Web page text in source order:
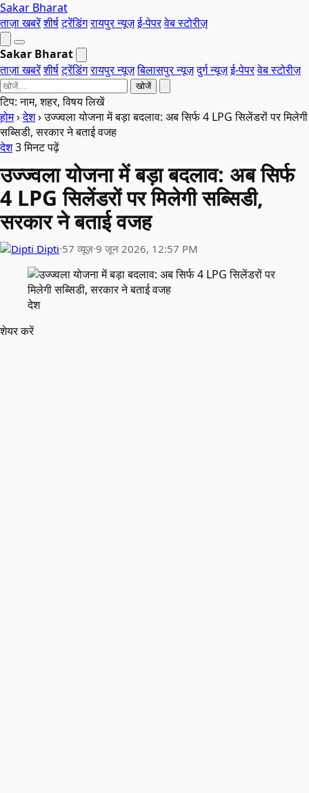
Sakar Bharat
ताज़ा खबरेंशीर्षट्रेंडिंगरायपुर न्यूज़ई-पेपरवेब स्टोरीज़
Sakar Bharat
ताज़ा खबरेंशीर्षट्रेंडिंगरायपुर न्यूज़बिलासपुर न्यूज़दुर्ग न्यूज़ई-पेपरवेब स्टोरीज़
खोजें
टिप: नाम, शहर, विषय लिखें
होम›देश›उज्ज्वला योजना में बड़ा बदलाव: अब सिर्फ 4 LPG सिलेंडरों पर मिलेगी
सब्सिडी, सरकार ने बताई वजह
देश3 मिनट पढ़ें
उज्ज्वला योजना में बड़ा बदलाव: अब सिर्फ
4 LPG सिलेंडरों पर मिलेगी सब्सिडी,
सरकार ने बताई वजह
Dipti·57 व्यूज़·9 जून 2026, 12:57 PM
देश
शेयर करें